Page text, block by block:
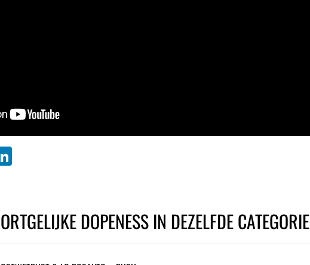
DOPENESS IN DEZELFDE CATEGORIE